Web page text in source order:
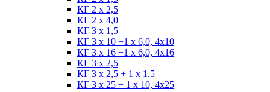
КГ 2 х 2,5
КГ 2 х 4,0
КГ 3 х 1,5
КГ 3 х 10 +1 x 6,0, 4х10
КГ 3 х 16 +1 x 6,0, 4х16
КГ 3 х 2,5
КГ 3 х 2,5 + 1 x 1.5
КГ 3 х 25 + 1 х 10, 4х25